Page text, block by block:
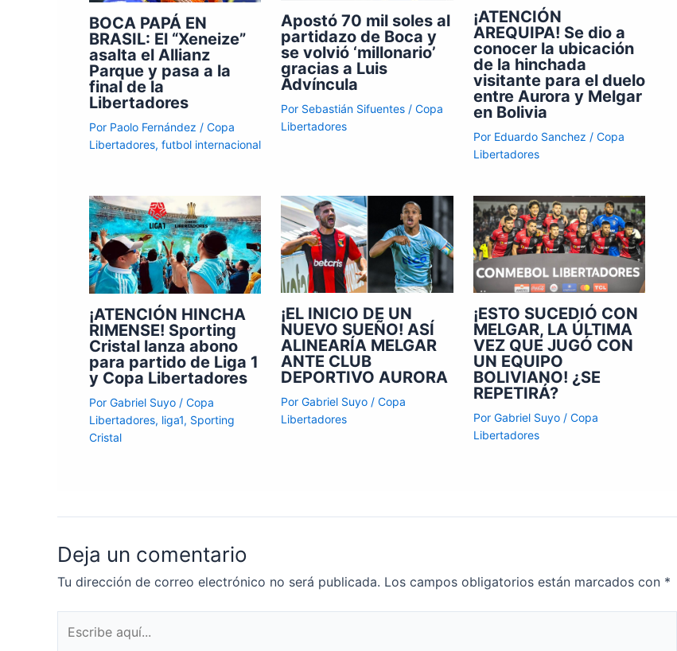
BOCA PAPÁ EN
BRASIL: El “Xeneize”
asalta el Allianz
Parque y pasa a la
final de la
Libertadores
Por Paolo Fernández / Copa
Libertadores, futbol internacional
Apostó 70 mil soles al
partidazo de Boca y
se volvió ‘millonario’
gracias a Luis
Advíncula
Por Sebastián Sifuentes /Copa
Libertadores
¡ATENCIÓN
AREQUIPA! Se dio a
conocer la ubicación
de la hinchada
visitante para el duelo
entre Aurora y Melgar
en Bolivia
Por Eduardo Sanchez / Copa
Libertadores
¡ATENCIÓN HINCHA
RIMENSE! Sporting
Cristal lanza abono
para partido de Liga 1
y Copa Libertadores
Por Gabriel Suyo / Copa
Libertadores, liga1, Sporting
Cristal
¡EL INICIO DE UN
NUEVO SUEÑO! ASÍ
ALINEARÍA MELGAR
ANTE CLUB
DEPORTIVO AURORA
PorGabriel Suyo /Copa
Libertadores
¡ESTO SUCEDIÓ CON
MELGAR, LA ÚLTIMA
VEZ QUE JUGÓ CON
UN EQUIPO
BOLIVIANO! ¿SE
REPETIRÁ?
Por Gabriel Suyo / Copa
Libertadores
Deja un comentario
Tu dirección de correo electrónico no será publicada. Los campos obligatorios están marcados con *
aquí...